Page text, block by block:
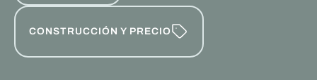
CONSTRUCCIÓN Y PRECIO